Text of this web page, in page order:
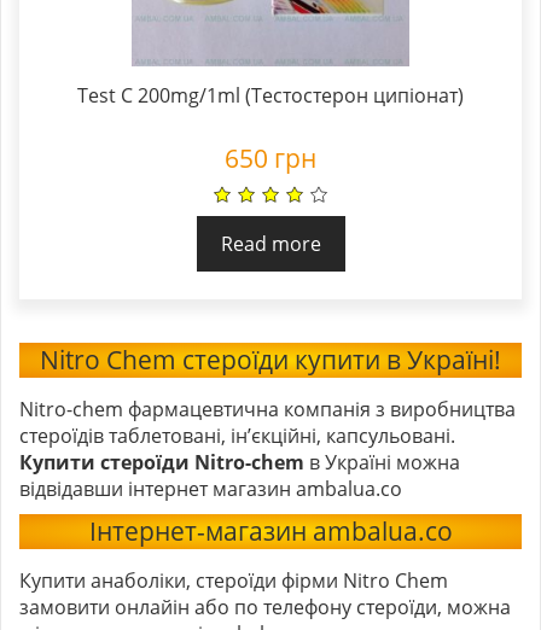
Test C 200mg/1ml (Тестостерон ципіонат)
650 грн
Read more
Nitro Chem стероїди купити в Україні!
Nitro-chem фармацевтична компанія з виробництва
стероїдів таблетовані, ін’єкційні, капсульовані.
Купити стероїди Nitro-chem в Україні можна
відвідавши інтернет магазин ambalua.co
Інтернет-магазин ambalua.co
Купити анаболіки, стероїди фірми Nitro Chem
замовити онлайін або по телефону стероїди, можна